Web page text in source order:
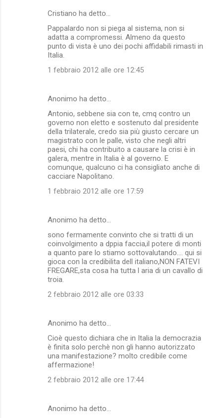
Cristiano ha detto…
Pappalardo non si piega al sistema, non si
adatta a compromessi. Almeno da questo
punto di vista è uno dei pochi affidabili rimasti in
Italia.
1 febbraio 2012 alle ore 12:45
Anonimo ha detto…
Antonio, sebbene sia con te, cmq contro un
governo non eletto e sostenuto dal presidente
della trilaterale, credo sia più giusto cercare un
magistrato con le palle, visto che negli altri
paesi, chi ha contribuito a causare la crisi è in
galera, mentre in Italia è al governo. E
comunque, qualcuno ci ha consigliato anche di
cacciare Napolitano.
1 febbraio 2012 alle ore 17:59
Anonimo ha detto…
sono fermamente convinto che si tratti di un
coinvolgimento a dppia faccia,il potere di monti
a quanto pare lo stiamo sottovalutando.... qui si
gioca con la credibilita dell italiano,NON FATEVI
FREGARE,sta cosa ha tutta l aria di un cavallo di
troia.
2 febbraio 2012 alle ore 03:33
Anonimo ha detto…
Cioè questo dichiara che in Italia la democrazia
è finita solo perchè non gli hanno autorizzato
una manifestazione? molto credibile come
affermazione!
2 febbraio 2012 alle ore 17:44
Anonimo ha detto…